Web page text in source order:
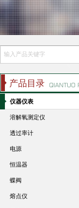
产品目录
仪器仪表
溶解氧测定仪
透过率计
电源
恒温器
蝶阀
熔点仪